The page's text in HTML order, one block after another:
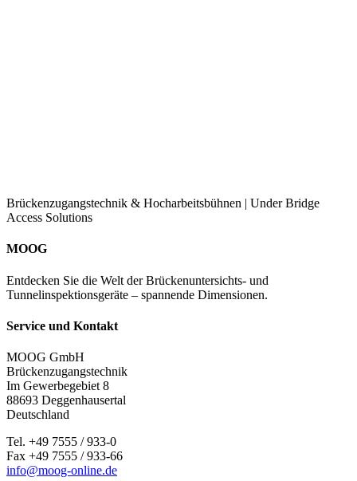
Brückenzugangstechnik & Hocharbeitsbühnen | Under Bridge
Access Solutions
MOOG
Entdecken Sie die Welt der Brückenuntersichts- und
Tunnelinspektionsgeräte – spannende Dimensionen.
Service und Kontakt
MOOG GmbH
Brückenzugangstechnik
Im Gewerbegebiet 8
88693 Deggenhausertal
Deutschland
Tel. +49 7555 / 933-0
Fax +49 7555 / 933-66
info@moog-online.de